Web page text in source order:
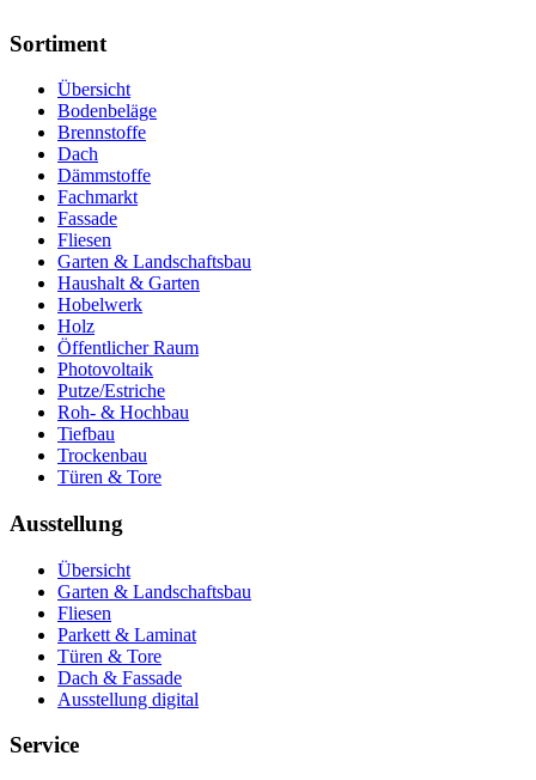
Sortiment
Übersicht
Bodenbeläge
Brennstoffe
Dach
Dämmstoffe
Fachmarkt
Fassade
Fliesen
Garten & Landschaftsbau
Haushalt & Garten
Hobelwerk
Holz
Öffentlicher Raum
Photovoltaik
Putze/Estriche
Roh- & Hochbau
Tiefbau
Trockenbau
Türen & Tore
Ausstellung
Übersicht
Garten & Landschaftsbau
Fliesen
Parkett & Laminat
Türen & Tore
Dach & Fassade
Ausstellung digital
Service